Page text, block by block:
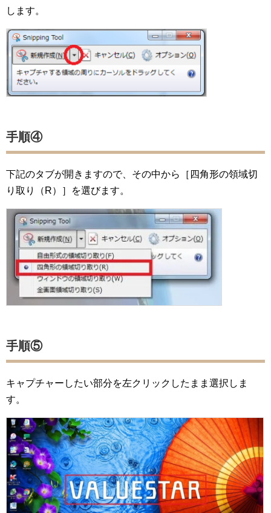
します。
手順④
下記のタブが開きますので、その中から［四角形の領域切
り取り（R）］を選びます。
手順⑤
キャプチャーしたい部分を左クリックしたまま選択しま
す。